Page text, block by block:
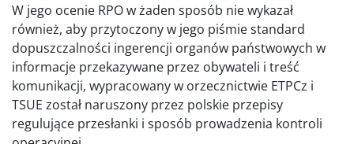
W jego ocenie RPO w żaden sposób nie wykazał
również, aby przytoczony w jego piśmie standard
dopuszczalności ingerencji organów państwowych w
informacje przekazywane przez obywateli i treść
komunikacji, wypracowany w orzecznictwie ETPCz i
TSUE został naruszony przez polskie przepisy
regulujące przesłanki i sposób prowadzenia kontroli